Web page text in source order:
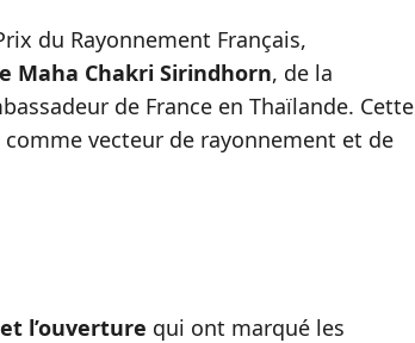
du Rayonnement Français,
Maha Chakri Sirindhorn, de la
de France en Thaïlande. Cette
vecteur de rayonnement et de
l’ouverture qui ont marqué les